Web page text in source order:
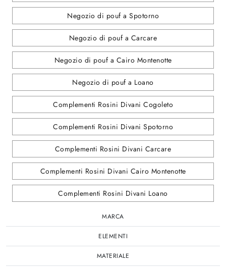
Negozio di pouf a Spotorno
Negozio di pouf a Carcare
Negozio di pouf a Cairo Montenotte
Negozio di pouf a Loano
Complementi Rosini Divani Cogoleto
Complementi Rosini Divani Spotorno
Complementi Rosini Divani Carcare
Complementi Rosini Divani Cairo Montenotte
Complementi Rosini Divani Loano
MARCA
ELEMENTI
MATERIALE